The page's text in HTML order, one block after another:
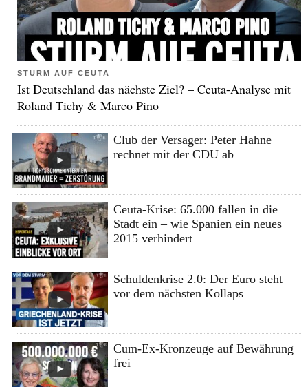
STURM AUF CEUTA
Ist Deutschland das nächste Ziel? – Ceuta-Analyse mit
Roland Tichy & Marco Pino
Club der Versager: Peter Hahne
rechnet mit der CDU ab
Ceuta-Krise: 65.000 fallen in die
Stadt ein – wie Spanien ein neues
2015 verhindert
Schuldenkrise 2.0: Der Euro steht
vor dem nächsten Kollaps
Cum-Ex-Kronzeuge auf Bewährung
frei